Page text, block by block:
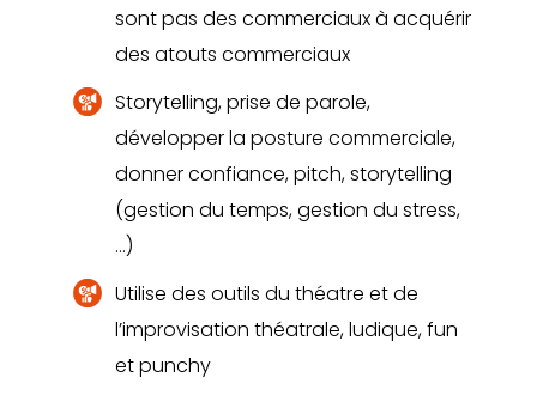
sont pas des commerciaux à acquérir
des atouts commerciaux
Storytelling, prise de parole,
développer la posture commerciale,
donner confiance, pitch, storytelling
(gestion du temps, gestion du stress,
…)
Utilise des outils du théatre et de
l’improvisation théatrale, ludique, fun
et punchy